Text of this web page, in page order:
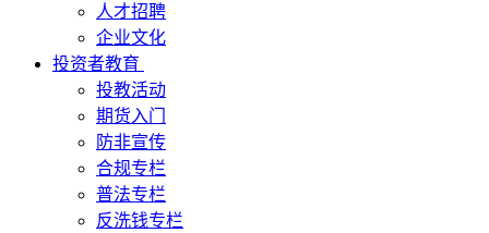
人才招聘
企业文化
投资者教育
投教活动
期货入门
防非宣传
合规专栏
普法专栏
反洗钱专栏